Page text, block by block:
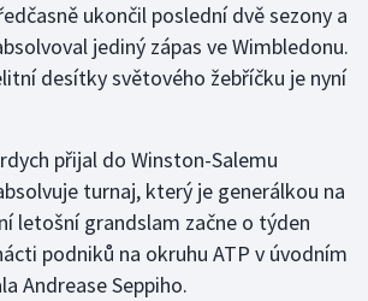
ukončil poslední dvě sezony a
jediný zápas ve Wimbledonu.
desítky světového žebříčku je nyní
přijal do Winston-Salemu
turnaj, který je generálkou na
letošní grandslam začne o týden
podniků na okruhu ATP v úvodním
Andrease Seppiho.